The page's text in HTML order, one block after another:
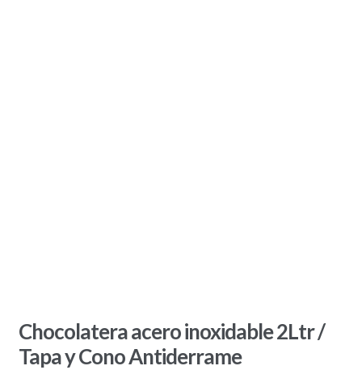
Chocolatera acero inoxidable 2Ltr /
Tapa y Cono Antiderrame